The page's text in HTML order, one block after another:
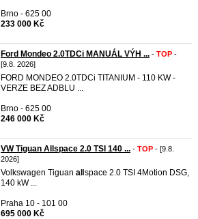
Brno - 625 00
233 000 Kč
Ford Mondeo 2.0TDCi MANUÁL VÝH ... - TOP -
[9.8. 2026]
FORD MONDEO 2.0TDCi TITANIUM - 110 KW -
VERZE BEZ ADBLU ...
Brno - 625 00
246 000 Kč
VW Tiguan Allspace 2.0 TSI 140 ... - TOP - [9.8.
2026]
Volkswagen Tiguan al lspace 2.0 TSI 4Motion DSG,
140 kW ...
Praha 10 - 101 00
695 000 Kč